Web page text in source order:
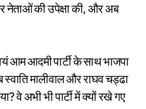
नेताओं की उपेक्षा की, और अब
आम आदमी पार्टी के साथ भाजपा
मालीवाल और राघव चड्ढा
वे अभी भी पार्टी में क्यों रखे गए